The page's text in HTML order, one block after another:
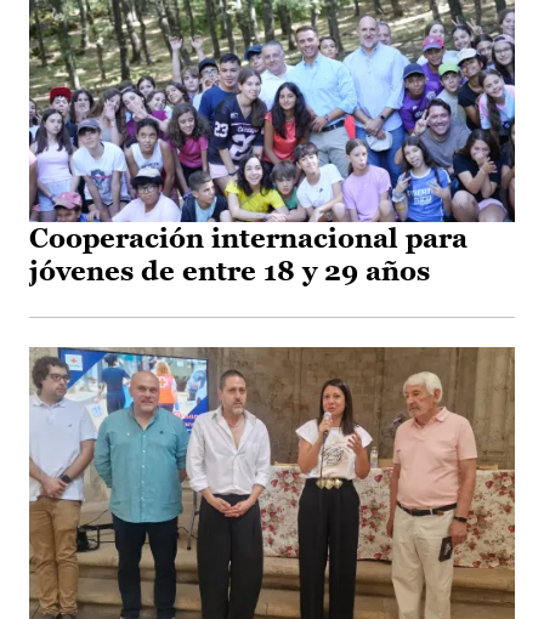
Cooperación internacional para
jóvenes de entre 18 y 29 años